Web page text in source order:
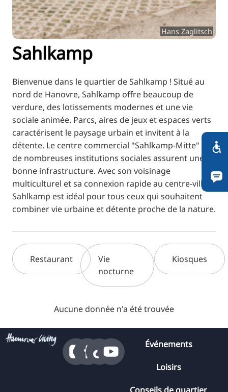
JA
UK
BG
Hans Zaglitsch
Sahlkamp
Bienvenue dans le quartier de Sahlkamp ! Situé au
nord de Hanovre, Sahlkamp offre beaucoup de
verdure, des lotissements modernes et une vie
sociale animée. Parcs, aires de jeux et espaces verts
caractérisent le paysage urbain et invitent à la
détente. Le centre commercial "Sahlkamp-Mitte" et
de nombreuses institutions sociales assurent une
bonne infrastructure. Avec son voisinage
multiculturel et sa connexion rapide au centre-ville,
Sahlkamp est idéal pour tous ceux qui souhaitent
combiner vie urbaine et détente proche de la nature.
Restaurant
Vie
nocturne
Kiosques
Aucune donnée n'a été trouvée
Événements
Loisirs
Conseils de quartier